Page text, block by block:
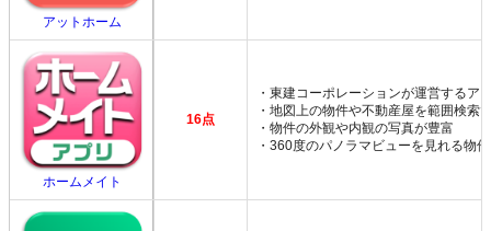
アットホーム
ホームメイト
16点
・東建コーポレーションが運営するア
・地図上の物件や不動産屋を範囲検索
・物件の外観や内観の写真が豊富
・360度のパノラマビューを見れる物